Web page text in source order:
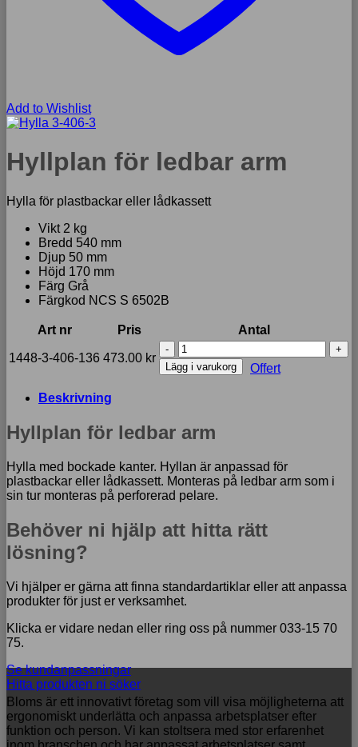
Add to Wishlist
Hyllplan för ledbar arm
Hylla för plastbackar eller lådkassett
Vikt 2 kg
Bredd 540 mm
Djup 50 mm
Höjd 170 mm
Färg Grå
Färgkod NCS S 6502B
Art nr Pris Antal
1448-3-406-136 473.00 kr
Hyllplan
för
ledbar
Lägg i varukorg Offert
Beskrivning
Hyllplan för ledbar arm
Hylla med bockade kanter. Hyllan är anpassad för
plastbackar eller lådkassett. Monteras på ledbar arm som i
sin tur monteras på perforerad pelare.
Behöver ni hjälp att hitta rätt
lösning?
Vi hjälper er gärna att finna standardartiklar eller att anpassa
produkter för just er verksamhet.
Klicka er vidare nedan eller ring oss på nummer 033-15 70
75.
Se kundanpassningar
Hitta produkten ni söker
Bloms är ett innovativt företag som vill visa möjligheterna att
ergonomiskt underlätta och anpassa arbetsplatser efter
funktion och person. Vi kan stoltsera med stor erfarenhet